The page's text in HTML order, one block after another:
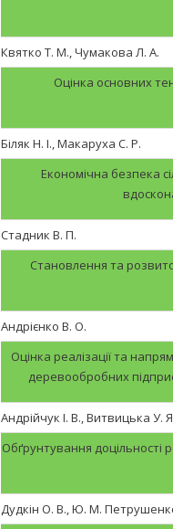
Квятко Т. М., Чумакова Л. А.
Оцінка основних
Біляк Н. І., Макаруха С. Р.
Економічна безпека
Стадник В. П.
Становлення та
Андрієнко В. О.
Оцінка реалізації та
деревообробних
Андрійчук І. В., Витвицька У.
Обґрунтування доцільності
Дудкін О. В., Ю. М.